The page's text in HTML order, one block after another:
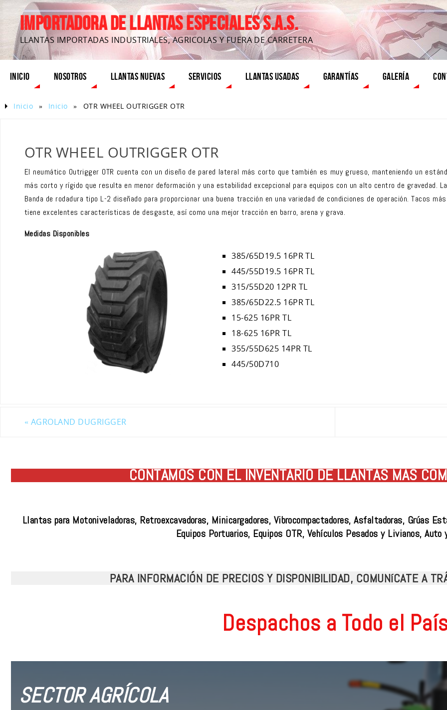
IMPORTADORA DE LLANTAS ESPECIALES S.A.S.
LLANTAS IMPORTADAS INDUSTRIALES, AGRICOLAS Y FUERA DE CARRETERA
INICIO NOSOTROS LLANTAS NUEVAS SERVICIOS LLANTAS USADAS GARANTÍAS GALERÍA
Inicio » Inicio » OTR WHEEL OUTRIGGER OTR
OTR WHEEL OUTRIGGER OTR
El neumático Outrigger OTR cuenta con un diseño de pared lateral más corto que también es muy grueso, manteniendo un
más corto y rígido que resulta en menor deformación y una estabilidad excepcional para equipos con un alto centro de
Banda de rodadura tipo L-2 diseñado para proporcionar una buena tracción en una variedad de condiciones de operación. Tacos
tiene excelentes características de desgaste, así como una mejor tracción en barro, arena y grava.
Medidas Disponibles
385/65D19.5 16PR TL
445/55D19.5 16PR TL
315/55D20 12PR TL
385/65D22.5 16PR TL
15-625 16PR TL
18-625 16PR TL
355/55D625 14PR TL
445/50D710
« AGROLAND DUGRIGGER
CONTAMOS CON EL INVENTARIO DE LLANTAS MÁS
Llantas para Motoniveladoras, Retroexcavadoras, Minicargadores, Vibrocompactadores, Asfaltadoras, Grúas
Equipos Portuarios, Equipos OTR, Vehículos Pesados y Livianos, Auto
PARA INFORMACIÓN DE PRECIOS Y DISPONIBILIDAD, COMUNíCATE A
Despachos a Todo el
SECTOR AGRÍCOLA